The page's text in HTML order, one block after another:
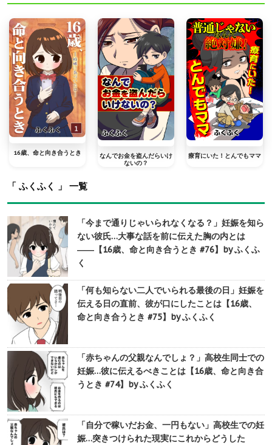
16歳、命と向き合うとき
なんでお金を盗んだらいけ
ないの？
療育にいた！とんでもママ
「 ふくふく 」 一覧
「今まで通りじゃいられなくなる？」妊娠を知ら
ない彼氏…大事な話を前に伝えた胸の内とは
――【16歳、命と向き合うとき #76】by ふくふ
く
「何も知らない二人でいられる最後の日」妊娠を
伝える日の直前、彼が口にしたことは【16歳、
命と向き合うとき #75】by ふくふく
「赤ちゃんの父親なんでしょ？」高校生同士での
妊娠…彼に伝えるべきことは【16歳、命と向き合
うとき #74】by ふくふく
「自分で稼いだお金、一円もない」高校生での妊
娠…突きつけられた現実にこれからどうした